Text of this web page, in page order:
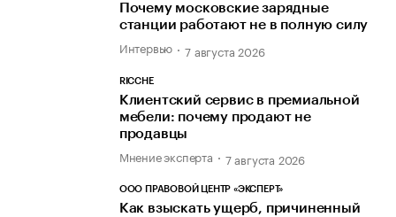
Почему московские зарядные
станции работают не в полную силу
Интервью 7 августа 2026
RICCHE
Клиентский сервис в премиальной
мебели: почему продают не
продавцы
Мнение эксперта 7 августа 2026
ООО ПРАВОВОЙ ЦЕНТР «ЭКСПЕРТ»
Как взыскать ущерб, причиненный